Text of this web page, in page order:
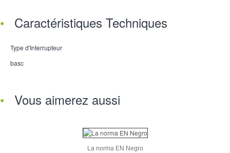
Caractéristiques Techniques
Type d'Interrupteur
basc
Vous aimerez aussi
La norma EN Negro